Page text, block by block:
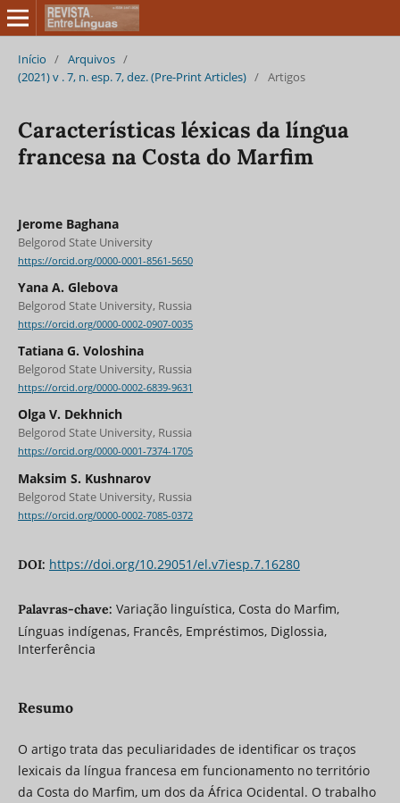
Início / Arquivos /
(2021) v . 7, n. esp. 7, dez. (Pre-Print Articles) / Artigos
Características léxicas da língua
francesa na Costa do Marfim
Jerome Baghana
Belgorod State University
https://orcid.org/0000-0001-8561-5650
Yana A. Glebova
Belgorod State University, Russia
https://orcid.org/0000-0002-0907-0035
Tatiana G. Voloshina
Belgorod State University, Russia
https://orcid.org/0000-0002-6839-9631
Olga V. Dekhnich
Belgorod State University, Russia
https://orcid.org/0000-0001-7374-1705
Maksim S. Kushnarov
Belgorod State University, Russia
https://orcid.org/0000-0002-7085-0372
DOI: https://doi.org/10.29051/el.v7iesp.7.16280
Palavras-chave: Variação linguística, Costa do Marfim,
Línguas indígenas, Francês, Empréstimos, Diglossia,
Interferência
Resumo
O artigo trata das peculiaridades de identificar os traços
lexicais da língua francesa em funcionamento no território
da Costa do Marfim, um dos da África Ocidental. O trabalho